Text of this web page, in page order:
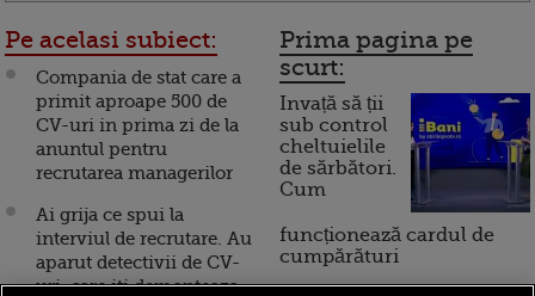
Pe acelasi subiect:
Compania de stat care a
primit aproape 500 de
CV-uri in prima zi de la
anuntul pentru
recrutarea managerilor
Ai grija ce spui la
interviul de recrutare. Au
aparut detectivii de CV-
uri, care iti demonteaza
Prima pagina pe
scurt:
Invață să ții
sub control
cheltuielile
de sărbători.
Cum
funcționează cardul de
cumpărături